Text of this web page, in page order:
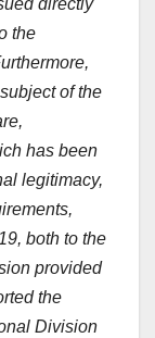
directly
the
of the
has been
legitimacy,
both to the
provided
the
Division